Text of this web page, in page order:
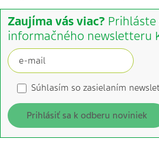
Zaujíma vás viac?
informačného newsletteru
Súhlasím so zasielaním
Prihlásiť sa k odberu noviniek